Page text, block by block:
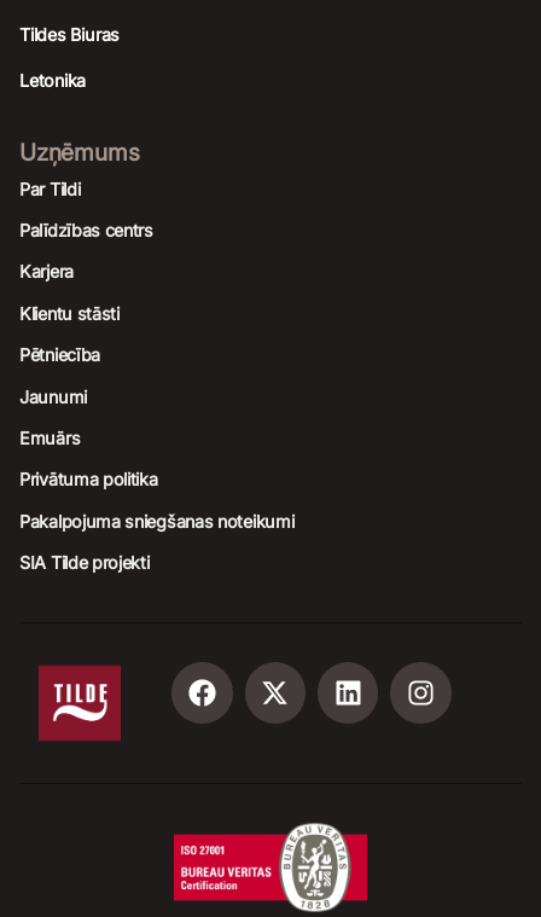
Tildes Biuras
Letonika
Uzņēmums
Par Tildi
Palīdzības centrs
Karjera
Klientu stāsti
Pētniecība
Jaunumi
Emuārs
Privātuma politika
Pakalpojuma sniegšanas noteikumi
SIA Tilde projekti